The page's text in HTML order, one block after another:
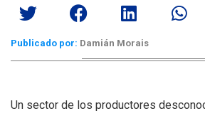
Publicado por: Damián Morais
Un sector de los productores